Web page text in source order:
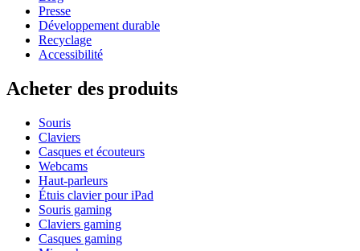
Presse
Développement durable
Recyclage
Accessibilité
Acheter des produits
Souris
Claviers
Casques et écouteurs
Webcams
Haut-parleurs
Étuis clavier pour iPad
Souris gaming
Claviers gaming
Casques gaming